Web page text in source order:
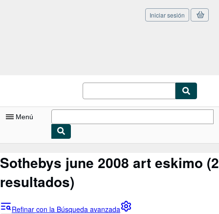
Pasar al contenido principal
Iniciar sesión
Menú
Consultar mis pedidos
Cerrar sesión
Búsqueda avanzada
Sothebys june 2008 art eskimo (2
resultados)
Refinar con la Búsqueda avanzada